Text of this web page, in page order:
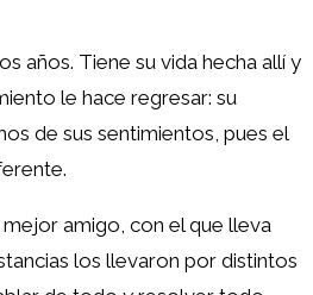
años. Tiene su vida hecha allí y
le hace regresar: su
de sus sentimientos, pues el
amigo, con el que lleva
los llevaron por distintos